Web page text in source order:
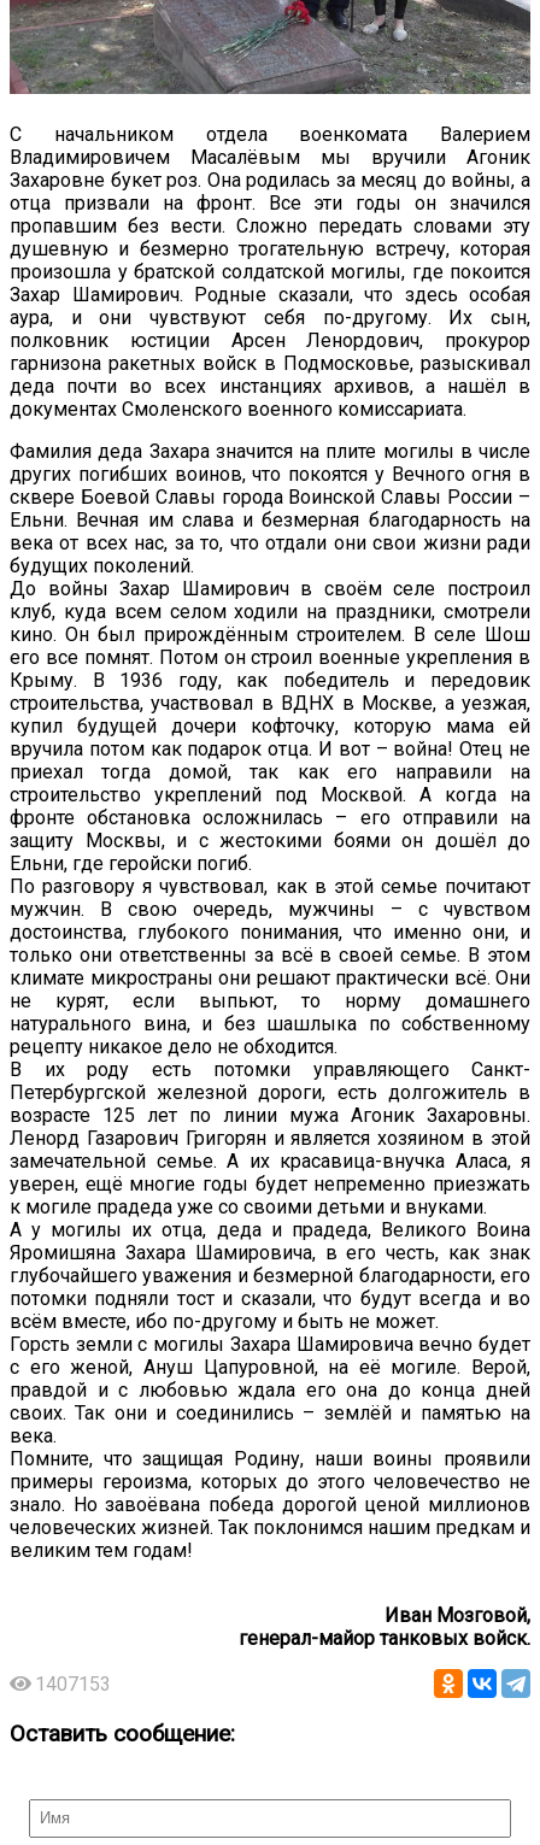
С начальником отдела военкомата Валерием
Владимировичем Масалёвым мы вручили Агоник
Захаровне букет роз. Она родилась за месяц до войны, а
отца призвали на фронт. Все эти годы он значился
пропавшим без вести. Сложно передать словами эту
душевную и безмерно трогательную встречу, которая
произошла у братской солдатской могилы, где покоится
Захар Шамирович. Родные сказали, что здесь особая
аура, и они чувствуют себя по-другому. Их сын,
полковник юстиции Арсен Ленордович, прокурор
гарнизона ракетных войск в Подмосковье, разыскивал
деда почти во всех инстанциях архивов, а нашёл в
документах Смоленского военного комиссариата.
Фамилия деда Захара значится на плите могилы в числе
других погибших воинов, что покоятся у Вечного огня в
сквере Боевой Славы города Воинской Славы России –
Ельни. Вечная им слава и безмерная благодарность на
века от всех нас, за то, что отдали они свои жизни ради
будущих поколений.
До войны Захар Шамирович в своём селе построил
клуб, куда всем селом ходили на праздники, смотрели
кино. Он был прирождённым строителем. В селе Шош
его все помнят. Потом он строил военные укрепления в
Крыму. В 1936 году, как победитель и передовик
строительства, участвовал в ВДНХ в Москве, а уезжая,
купил будущей дочери кофточку, которую мама ей
вручила потом как подарок отца. И вот – война! Отец не
приехал тогда домой, так как его направили на
строительство укреплений под Москвой. А когда на
фронте обстановка осложнилась – его отправили на
защиту Москвы, и с жестокими боями он дошёл до
Ельни, где геройски погиб.
По разговору я чувствовал, как в этой семье почитают
мужчин. В свою очередь, мужчины – с чувством
достоинства, глубокого понимания, что именно они, и
только они ответственны за всё в своей семье. В этом
климате микространы они решают практически всё. Они
не курят, если выпьют, то норму домашнего
натурального вина, и без шашлыка по собственному
рецепту никакое дело не обходится.
В их роду есть потомки управляющего Санкт-
Петербургской железной дороги, есть долгожитель в
возрасте 125 лет по линии мужа Агоник Захаровны.
Ленорд Газарович Григорян и является хозяином в этой
замечательной семье. А их красавица-внучка Аласа, я
уверен, ещё многие годы будет непременно приезжать
к могиле прадеда уже со своими детьми и внуками.
А у могилы их отца, деда и прадеда, Великого Воина
Яромишяна Захара Шамировича, в его честь, как знак
глубочайшего уважения и безмерной благодарности, его
потомки подняли тост и сказали, что будут всегда и во
всём вместе, ибо по-другому и быть не может.
Горсть земли с могилы Захара Шамировича вечно будет
с его женой, Ануш Цапуровной, на её могиле. Верой,
правдой и с любовью ждала его она до конца дней
своих. Так они и соединились – землёй и памятью на
века.
Помните, что защищая Родину, наши воины проявили
примеры героизма, которых до этого человечество не
знало. Но завоёвана победа дорогой ценой миллионов
человеческих жизней. Так поклонимся нашим предкам и
великим тем годам!
Иван Мозговой,
генерал-майор танковых войск.
1407153
Оставить сообщение: